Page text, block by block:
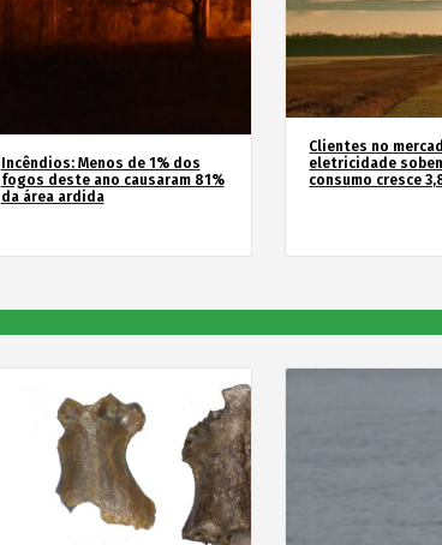
Incêndios: Menos de 1% dos
fogos deste ano causaram 81%
da área ardida
Clientes no
eletricidade
consumo cresce